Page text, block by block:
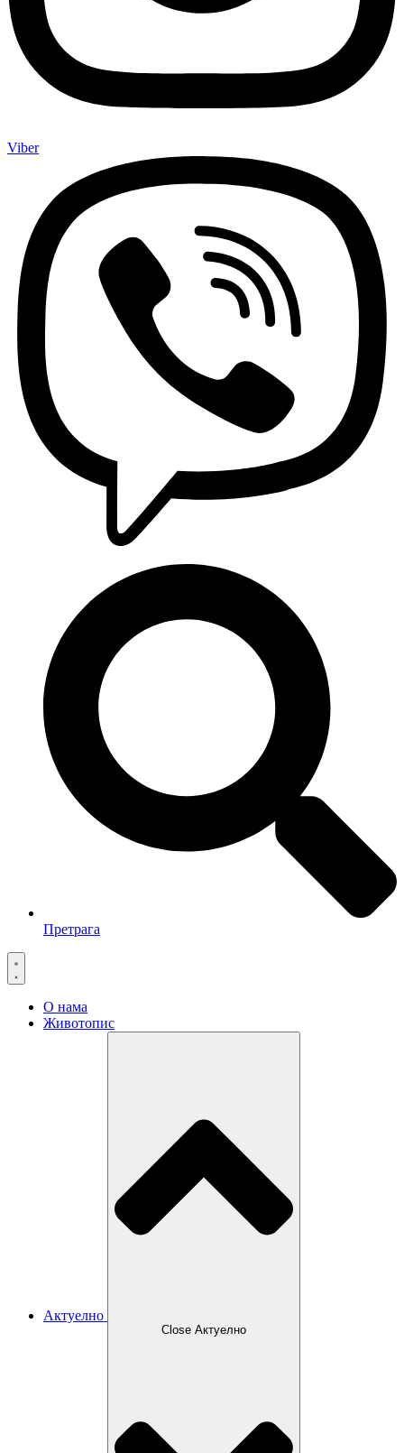
Viber
Претрага
О нама
Животопис
Актуелно
Close Актуелно